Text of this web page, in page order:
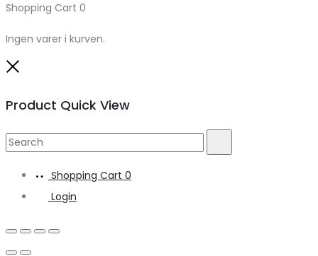
Shopping Cart 0
Ingen varer i kurven.
Product Quick View
Search
Shopping Cart 0
Login